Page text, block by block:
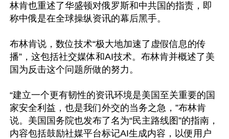
林肯也重述了华盛顿对俄罗斯和中共国的指责，即
称中俄是在全球操纵资讯的幕后黑手。
布林肯说，数位技术“极大地加速了虚假信息的传
播”，这包括社交媒体和AI技术。布林肯并概述了美
国为反击这个问题所做的努力。
“建立一个更有韧性的资讯环境是美国至关重要的国
家安全利益，也是我们外交的当务之急，”布林肯
说。美国国务院也发布了名为“民主路线图”的指南，
内容包括鼓励社媒平台标记AI生成内容，以便用户